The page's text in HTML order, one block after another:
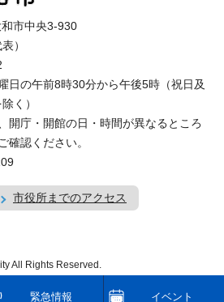
市中央3-930
表）
日の午前8時30分から午後5時（祝日及
く）
開庁・開館の日・時間が異なるところ
確認ください。
市役所までのアクセス
All Rights Reserved.
緊急情報 イベント